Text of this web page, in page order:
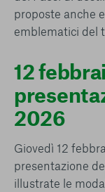
proposte anche
emblematici del
12
2026
Giovedì 12
presentazione
illustrate le